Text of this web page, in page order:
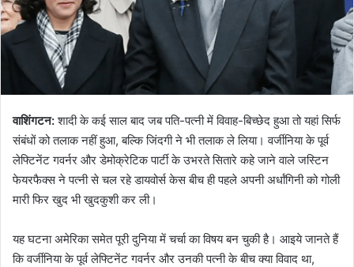
वाशिंगटन:शादी के कई साल बाद जब पति-पत्नी में विवाह-बिच्छेद हुआ तो यहां सिर्फ
संबंधों को तलाक नहीं हुआ, बल्कि जिंदगी ने भी तलाक ले लिया। वर्जीनिया के पूर्व
लेफ्टिनेंट गवर्नर और डेमोक्रेटिक पार्टी के उभरते सितारे कहे जाने वाले जस्टिन
फेयरफैक्स ने पत्नी से चल रहे डायवोर्स केस बीच ही पहले अपनी अर्धांगिनी को गोली
मारी फिर खुद भी खुदकुशी कर ली।
यह घटना अमेरिका समेत पूरी दुनिया में चर्चा का विषय बन चुकी है। आइये जानते हैं
कि वर्जीनिया के पूर्व लेफ्टिनेंट गवर्नर और उनकी पत्नी के बीच क्या विवाद था,